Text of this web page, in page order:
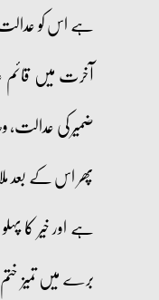
ہے اس کو
آخرت میں
ضمیر کی
پھر اس کے بعد
ہے اور خیر کا
برے میں تمیز